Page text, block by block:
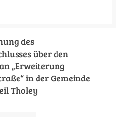
des
über den
„Erweiterung
in der Gemeinde
Tholey